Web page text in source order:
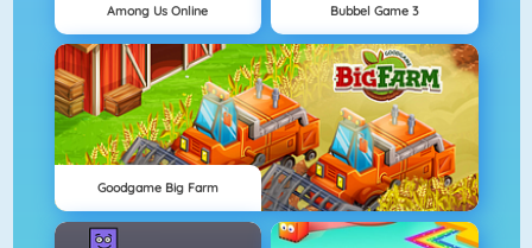
Among Us Online Bubbel Game 3
Goodgame Big Farm